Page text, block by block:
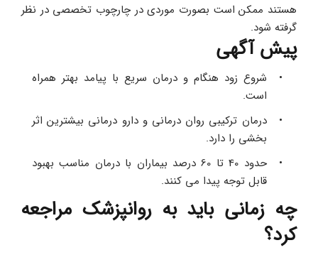
گرفته شود.
پیش آگهی
است.
بخشی را دارد.
قابل توجه پیدا می کنند.
کرد؟